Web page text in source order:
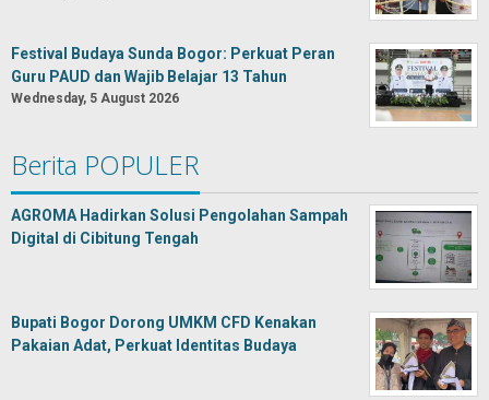
Festival Budaya Sunda Bogor: Perkuat Peran
Guru PAUD dan Wajib Belajar 13 Tahun
Wednesday, 5 August 2026
Berita POPULER
AGROMA Hadirkan Solusi Pengolahan Sampah
Digital di Cibitung Tengah
Bupati Bogor Dorong UMKM CFD Kenakan
Pakaian Adat, Perkuat Identitas Budaya